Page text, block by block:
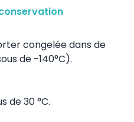
congelée dans de
de -140°C).
de 30 °C.